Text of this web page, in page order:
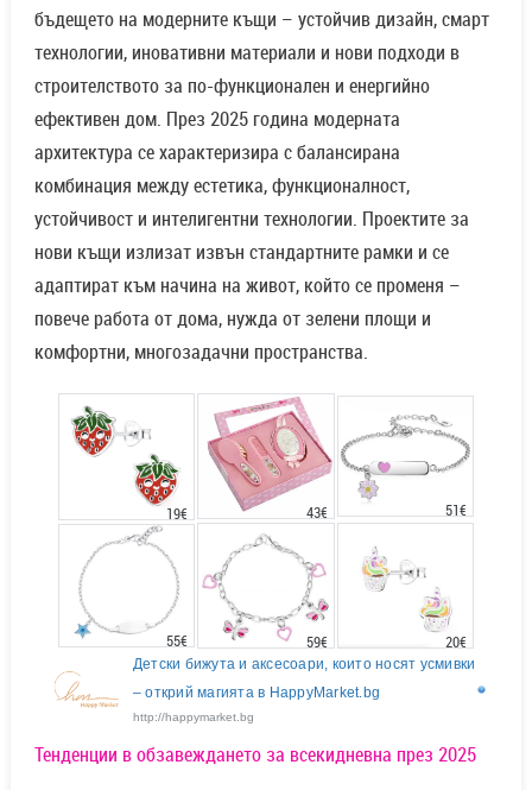
бъдещето на модерните къщи – устойчив дизайн, смарт
технологии, иновативни материали и нови подходи в
строителството за по-функционален и енергийно
ефективен дом. През 2025 година модерната
архитектура се характеризира с балансирана
комбинация между естетика, функционалност,
устойчивост и интелигентни технологии. Проектите за
нови къщи излизат извън стандартните рамки и се
адаптират към начина на живот, който се променя –
повече работа от дома, нужда от зелени площи и
комфортни, многозадачни пространства.
19€ 43€ 51€
55€ 59€ 20€
Детски бижута и аксесоари, които носят усмивки
– открий магията в HappyMarket.bg
http://happymarket.bg
Тенденции в обзавеждането за всекидневна през 2025